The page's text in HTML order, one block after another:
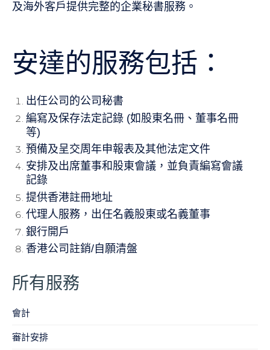
及海外客戶提供完整的企業秘書服務。
安達的服務包括：
​出任公司的公司秘書
編寫及保存法定記錄 (如股東名冊、董事名冊
等)
預備及呈交周年申報表及其他法定文件
安排及出席董事和股東會議，並負責編寫會議
記錄
提供香港註冊地址
代理人服務，出任名義股東或名義董事
銀行開戶
香港公司註銷/自願清盤
所有服務
會計
​審計安排